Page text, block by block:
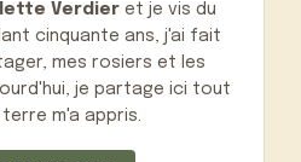
Verdier et je vis du
cinquante ans, j'ai fait
mes rosiers et les
je partage ici tout
m'a appris.